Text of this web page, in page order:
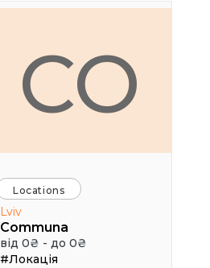
CO
Locations
Lviv
Communa
від 0₴ - до 0₴
#Локація